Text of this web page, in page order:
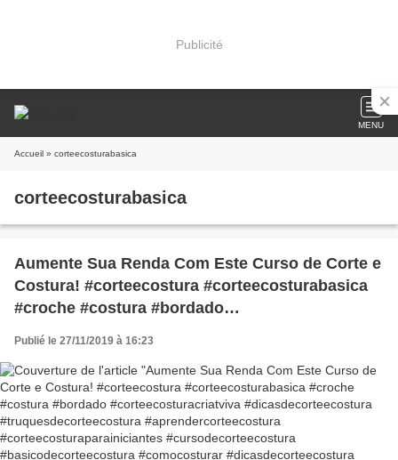
Publicité
MENU
Accueil » corteecosturabasica
corteecosturabasica
Aumente Sua Renda Com Este Curso de Corte e
Costura! #corteecostura #corteecosturabasica
#croche #costura #bordado
#corteecosturacriatviva #dicasdecorteecostura
#aprendercorteecostura
#corteecosturaparainiciantes
#cursodecorteecostura #basicodecorteecostura
#comocosturar #dicasdecorteecostura
Publié le 27/11/2019 à 16:23